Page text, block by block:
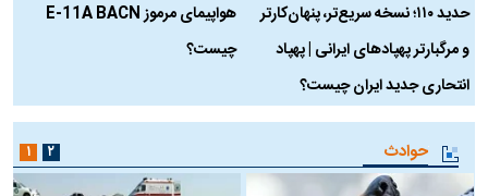
حدید ۱۱۰؛ نسخه سریع‌تر، پنهان‌کارتر
و مرگبارتر پهپادهای ایرانی | پهپاد
انتحاری جدید ایران چیست؟
هواپیمای مرموز E-11A BACN
چیست؟
حوادث ۱ ۲